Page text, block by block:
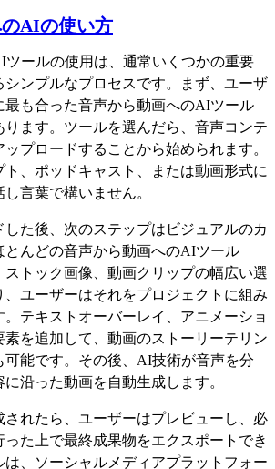
AIの使い方
ールの使用は、通常いくつかの重要
シンプルなプロセスです。まず、ユーザ
最も合った音声から動画へのAIツール
ります。ツールを選んだら、音声コンテ
プロードすることから始められます。
ト、ポッドキャスト、または動画形式に
言葉で構いません。
た後、次のステップはビジュアルのカ
とんどの音声から動画へのAIツール
ストック画像、動画クリップの幅広い選
ユーザーはそれをプロジェクトに組み
テキストオーバーレイ、アニメーショ
素を追加して、動画のストーリーテリン
可能です。その後、AI技術が音声を分
沿った動画を自動生成します。
されたら、ユーザーはプレビューし、必
た上で最終成果物をエクスポートでき
は、ソーシャルメディアプラットフォー